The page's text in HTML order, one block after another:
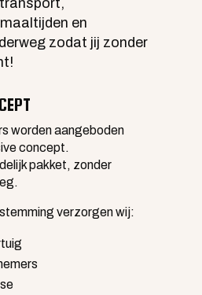
en
zodat jij zonder
worden aangeboden
concept.
pakket, zonder
verzorgen wij: